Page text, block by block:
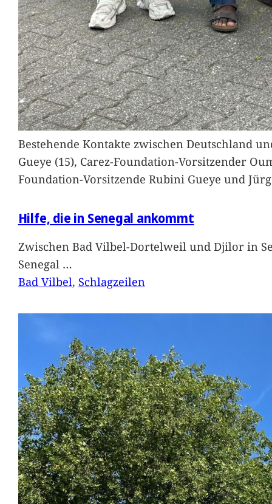
Bestehende Kontakte zwischen Deutschland
Gueye (15), Carez-Foundation-Vorsitzender
Foundation-Vorsitzende Rubini Gueye und
Hilfe, die in Senegal ankommt
Zwischen Bad Vilbel-Dortelweil und Djilor in
Senegal …
Bad Vilbel, Schlagzeilen